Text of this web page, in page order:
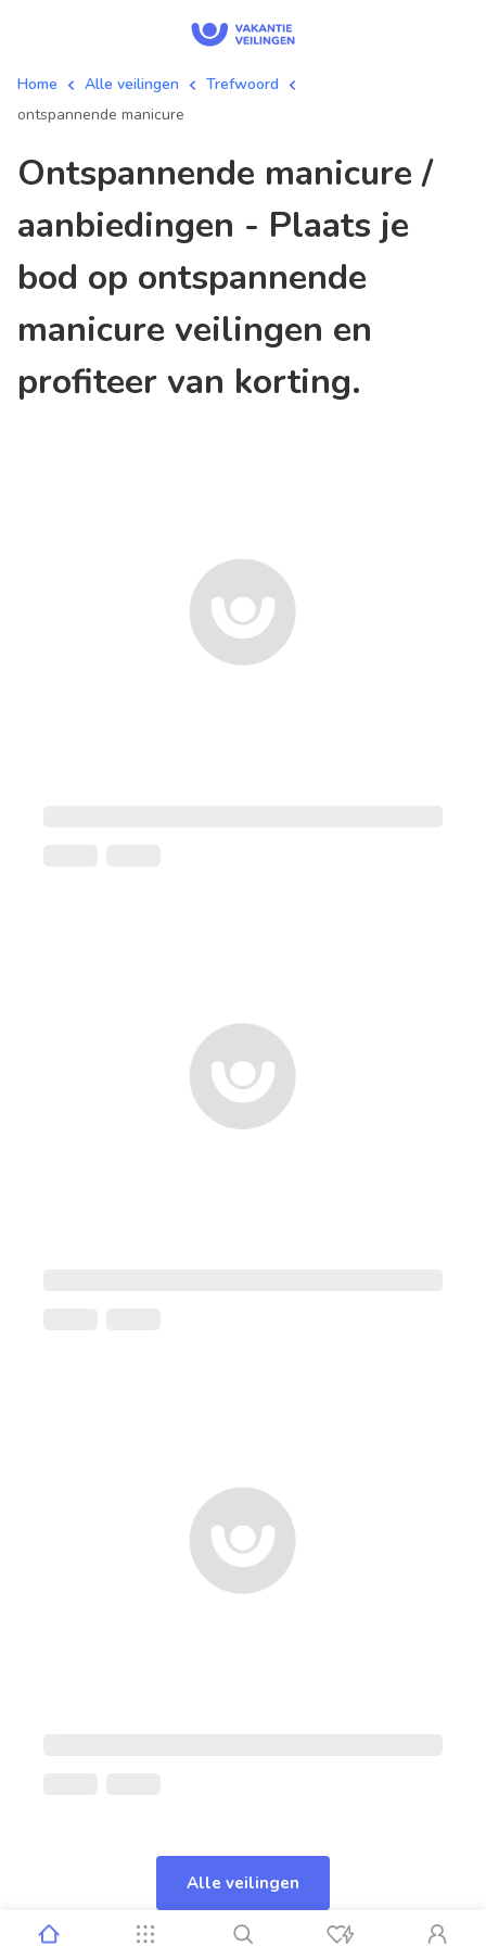
Home Alle veilingen
Trefwoord
ontspannende manicure
ontspannende manicure /
aanbiedingen - Plaats je
bod op ontspannende
manicure veilingen en
profiteer van korting.
Alle veilingen